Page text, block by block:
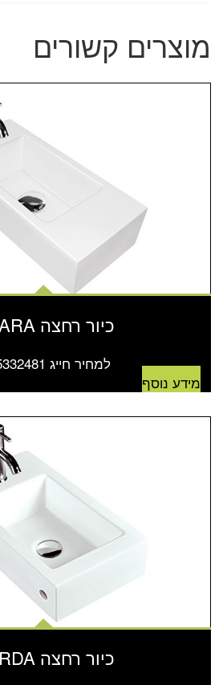
מוצרים קשורים
כיור רחצה OHARA
למחיר חייג 03-5332481
מידע נוסף
כיור רחצה GARDA